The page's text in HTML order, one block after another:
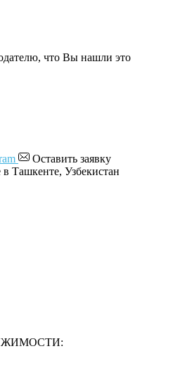
что Вы нашли это
Оставить заявку